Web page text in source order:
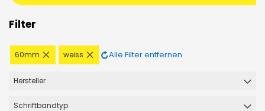
Filter
60mm
Diesen
Artikel
weiss
Diesen
Artikel
Alle Filter entfernen
Hersteller
Schriftbandtyp